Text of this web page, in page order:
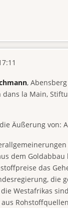
, Abensberg
dans la Main,
Äußerung von:
dem
das
die
Westafrikas